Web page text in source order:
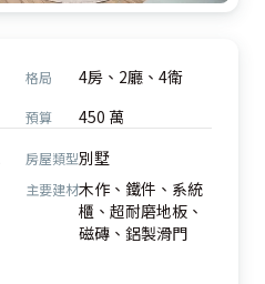
格局 4房、2廳、4衛
預算 450 萬
房屋類型別墅
主要建材木作、鐵件、系統
櫃、超耐磨地板、
磁磚、鋁製滑門